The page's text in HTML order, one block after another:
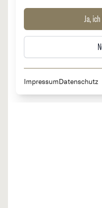
Ja,
ImpressumDatenschutz
Les